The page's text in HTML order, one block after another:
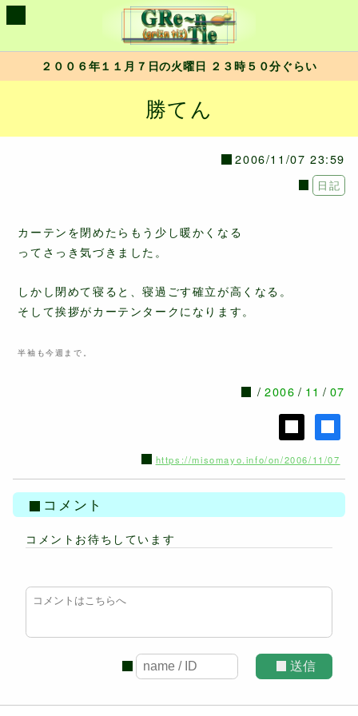
２００６年１１月７日の火曜日 ２３時５０分ぐらい
勝てん
2006/11/07 23:59
日記
カーテンを閉めたらもう少し暖かくなる
ってさっき気づきました。
しかし閉めて寝ると、寝過ごす確立が高くなる。
そして挨拶がカーテンタークになります。
半袖も今週まで。
2006 11 07
https://misomayo.info/on/2006/11/07
コメント
コメントお待ちしています
送信